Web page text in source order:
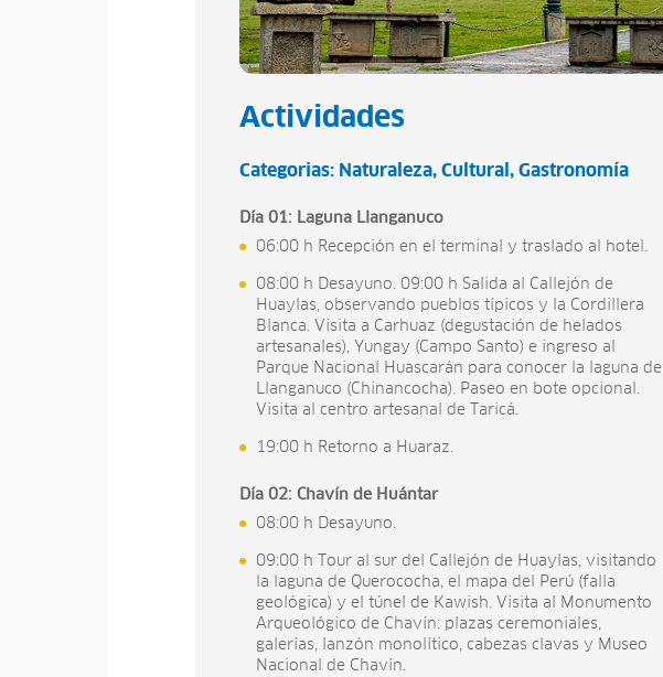
Actividades
Categorias: Naturaleza Cultural Gastronomía
Día 01: Laguna Llanganuco
06:00 h Recepción en el terminal y traslado al hotel.
08:00 h Desayuno. 09:00 h Salida al Callejón de
Huaylas, observando pueblos típicos y la Cordillera
Blanca. Visita a Carhuaz (degustación de helados
artesanales), Yungay (Campo Santo) e ingreso al
Parque Nacional Huascarán para conocer la laguna de
Llanganuco (Chinancocha). Paseo en bote opcional.
Visita al centro artesanal de Taricá.
19:00 h Retorno a Huaraz.
Día 02: Chavín de Huántar
08:00 h Desayuno.
09:00 h Tour al sur del Callejón de Huaylas, visitando
la laguna de Querococha, el mapa del Perú (falla
geológica) y el túnel de Kawish. Visita al Monumento
Arqueológico de Chavín: plazas ceremoniales,
galerías, lanzón monolítico, cabezas clavas y Museo
Nacional de Chavín.